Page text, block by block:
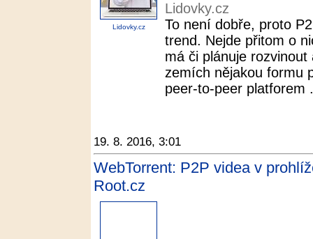
Lidovky.cz
Lidovky.cz
To není dobře, proto
trend. Nejde přitom o
má či plánuje
zemích nějakou formu
peer-to-peer platforem
19. 8. 2016, 3:01
WebTorrent: P2P videa v
Root.cz